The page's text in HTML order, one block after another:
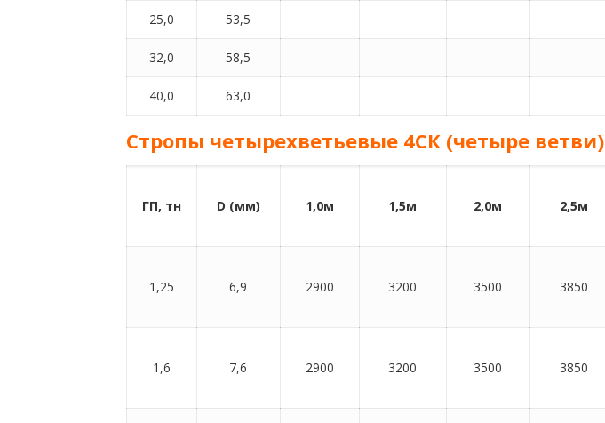
25,0 53,5
32,0 58,5
40,0 63,0
Стропы четырехветьевые 4СК (четыре ветви)
ГП, тн D (мм) 1,0м 1,5м 2,0м 2,5м
1,25 6,9 2900 3200 3500 3850
1,6 7,6 2900 3200 3500 3850